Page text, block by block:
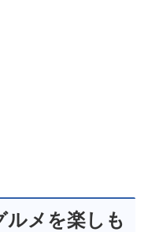
ルメを楽しも